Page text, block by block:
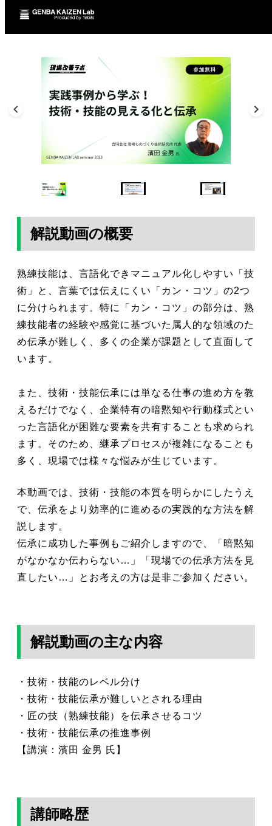
解説動画の概要
熟練技能は、言語化できマニュアル化しやすい「技
術」と、言葉では伝えにくい「カン・コツ」の2つ
に分けられます。特に「カン・コツ」の部分は、熟
練技能者の経験や感覚に基づいた属人的な領域のた
め伝承が難しく、多くの企業が課題として直面して
います。
また、技術・技能伝承には単なる仕事の進め方を教
えるだけでなく、企業特有の暗黙知や行動様式とい
った言語化が困難な要素を共有することも求められ
ます。そのため、継承プロセスが複雑になることも
多く、現場では様々な悩みが生じています。
本動画では、技術・技能の本質を明らかにしたうえ
で、伝承をより効率的に進めるの実践的な方法を解
説します。
伝承に成功した事例もご紹介しますので、「暗黙知
がなかなか伝わらない…」「現場での伝承方法を見
直したい…」とお考えの方は是非ご参加ください。
解説動画の主な内容
・技術・技能のレベル分け
・技術・技能伝承が難しいとされる理由
・匠の技（熟練技能）を伝承させるコツ
・技術・技能伝承の推進事例
【講演：濱田 金男 氏】
講師略歴